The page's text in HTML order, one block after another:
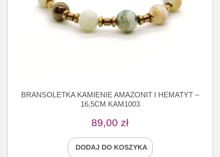
BRANSOLETKA KAMIENIE AMAZONIT I HEMATYT –
16,5CM KAM1003
89,00 zł
DODAJ DO KOSZYKA